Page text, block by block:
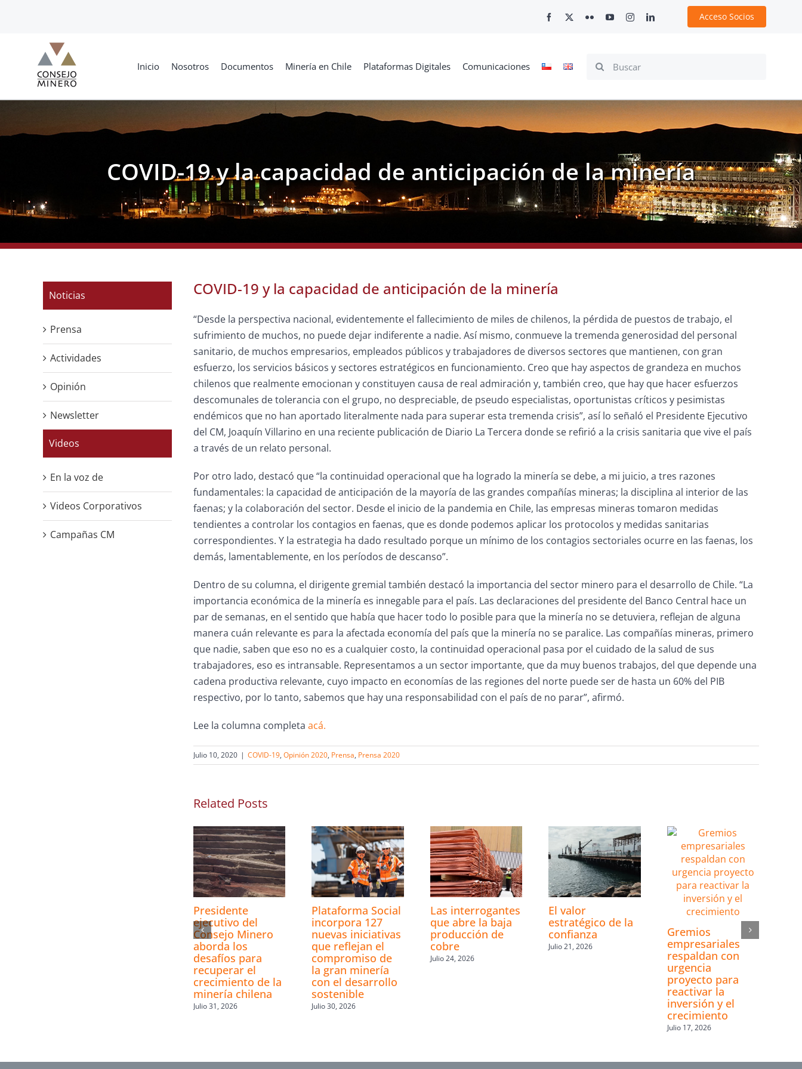
Acceso Socios
Inicio Nosotros Documentos Minería en Chile Plataformas Digitales Comunicaciones
Search
COVID-19 y la capacidad de anticipación de la minería
COVID-19 y la capacidad de anticipación de la minería
“Desde la perspectiva nacional, evidentemente el fallecimiento de miles de chilenos, la pérdida de puestos de trabajo, el
sufrimiento de muchos, no puede dejar indiferente a nadie. Así mismo, conmueve la tremenda generosidad del personal
sanitario, de muchos empresarios, empleados públicos y trabajadores de diversos sectores que mantienen, con gran
esfuerzo, los servicios básicos y sectores estratégicos en funcionamiento. Creo que hay aspectos de grandeza en muchos
chilenos que realmente emocionan y constituyen causa de real admiración y, también creo, que hay que hacer esfuerzos
descomunales de tolerancia con el grupo, no despreciable, de pseudo especialistas, oportunistas críticos y pesimistas
endémicos que no han aportado literalmente nada para superar esta tremenda crisis”, así lo señaló el Presidente Ejecutivo
del CM, Joaquín Villarino en una reciente publicación de Diario La Tercera donde se refirió a la crisis sanitaria que vive el país
a través de un relato personal.
Por otro lado, destacó que “la continuidad operacional que ha logrado la minería se debe, a mi juicio, a tres razones
fundamentales: la capacidad de anticipación de la mayoría de las grandes compañías mineras; la disciplina al interior de las
faenas; y la colaboración del sector. Desde el inicio de la pandemia en Chile, las empresas mineras tomaron medidas
tendientes a controlar los contagios en faenas, que es donde podemos aplicar los protocolos y medidas sanitarias
correspondientes. Y la estrategia ha dado resultado porque un mínimo de los contagios sectoriales ocurre en las faenas, los
demás, lamentablemente, en los períodos de descanso”.
Dentro de su columna, el dirigente gremial también destacó la importancia del sector minero para el desarrollo de Chile. “La
importancia económica de la minería es innegable para el país. Las declaraciones del presidente del Banco Central hace un
par de semanas, en el sentido que había que hacer todo lo posible para que la minería no se detuviera, reflejan de alguna
manera cuán relevante es para la afectada economía del país que la minería no se paralice. Las compañías mineras, primero
que nadie, saben que eso no es a cualquier costo, la continuidad operacional pasa por el cuidado de la salud de sus
trabajadores, eso es intransable. Representamos a un sector importante, que da muy buenos trabajos, del que depende una
cadena productiva relevante, cuyo impacto en economías de las regiones del norte puede ser de hasta un 60% del PIB
respectivo, por lo tanto, sabemos que hay una responsabilidad con el país de no parar”, afirmó.
Lee la columna completa acá.
Julio 10, 2020 | COVID-19, Opinión 2020, Prensa, Prensa 2020
Related Posts
Presidente
ejecutivo del
Consejo Minero
aborda los
desafíos para
recuperar el
crecimiento de la
minería chilena
Julio 31, 2026
Plataforma Social
incorpora 127
nuevas iniciativas
que reflejan el
compromiso de
la gran minería
con el desarrollo
sostenible
Julio 30, 2026
Las interrogantes
que abre la baja
producción de
cobre
Julio 24, 2026
El valor
estratégico de la
confianza
Julio 21, 2026
Gremios
empresariales
respaldan con
urgencia
proyecto para
reactivar la
inversión y el
crecimiento
Julio 17, 2026
Noticias
Prensa
Actividades
Opinión
Newsletter
Videos
En la voz de
Videos Corporativos
Campañas CM